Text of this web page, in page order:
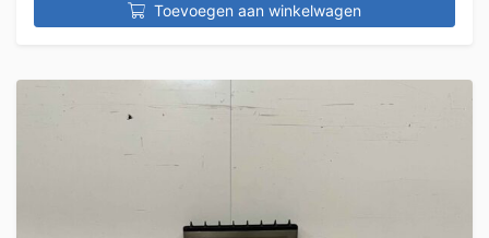
Toevoegen aan winkelwagen